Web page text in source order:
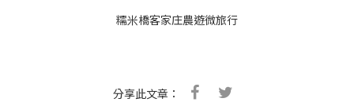
糯米橋客家庄農遊微旅行
分享此文章：